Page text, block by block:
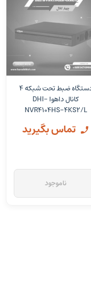
دستگاه ضبط تحت شبکه 4
کانال داهوا DHI-
NVR4104HS-4KS2/L
تماس بگیرید
ناموجود